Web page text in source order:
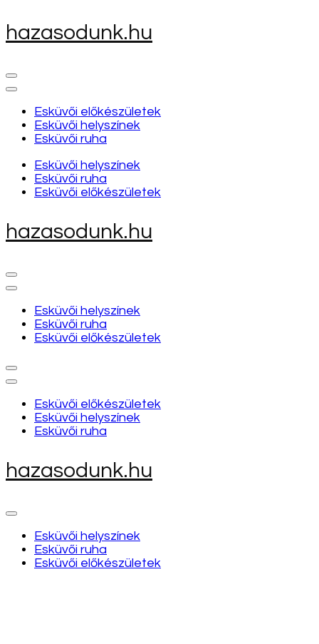
Skip
to
Enter)
hazasodunk.hu
Esküvői előkészületek
Esküvői helyszínek
Esküvői ruha
Esküvői helyszínek
Esküvői ruha
Esküvői előkészületek
hazasodunk.hu
Esküvői helyszínek
Esküvői ruha
Esküvői előkészületek
Esküvői előkészületek
Esküvői helyszínek
Esküvői ruha
hazasodunk.hu
Esküvői helyszínek
Esküvői ruha
Esküvői előkészületek